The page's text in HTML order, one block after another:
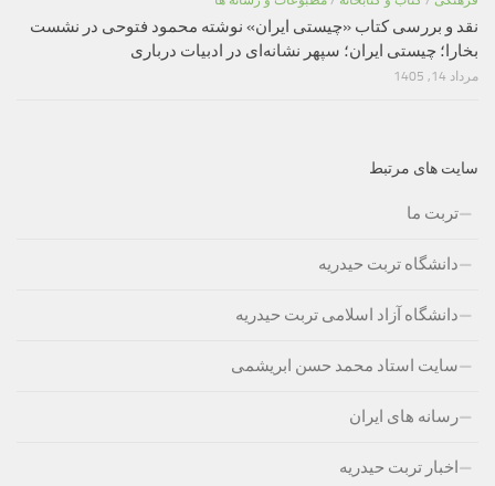
نقد و بررسی کتاب «چیستی ایران» نوشته محمود فتوحی در نشست
بخارا؛ چیستی ایران؛ سپهر نشانه‌ای در ادبیات درباری
مرداد 14, 1405
سایت های مرتبط
تربت ما
دانشگاه تربت حیدریه
دانشگاه آزاد اسلامی تربت حیدریه
سایت استاد محمد حسن ابریشمی
رسانه های ایران
اخبار تربت حیدریه